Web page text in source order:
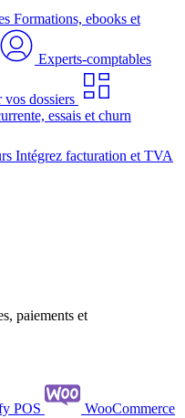
Formations, ebooks et
Experts-comptables
vos dossiers
essais et churn
Intégrez facturation et TVA
paiements et
POS WooCommerce